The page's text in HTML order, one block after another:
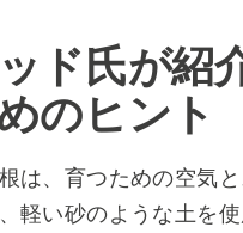
ド氏が紹
のヒント
は、育つための空気
軽い砂のような土を